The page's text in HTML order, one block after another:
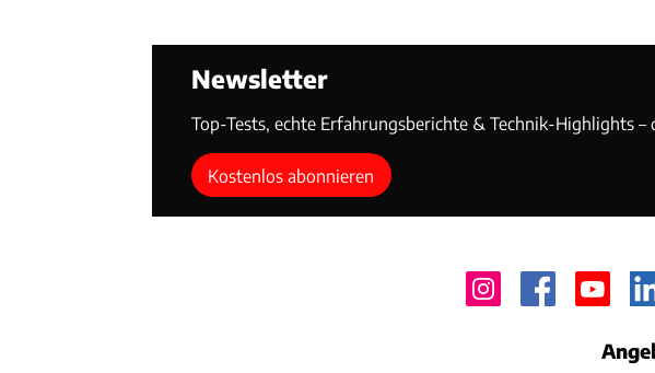
Newsletter
Top-Tests, echte Erfahrungsberichte & Technik-Highlights
Kostenlos abonnieren